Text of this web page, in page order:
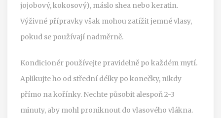
jojobový, kokosový), máslo shea nebo keratin.
Výživné přípravky však mohou zatížit jemné vlasy,
pokud se používají nadměrně.
Kondicionér používejte pravidelně po každém mytí.
Aplikujte ho od střední délky po konečky, nikdy
přímo na kořínky. Nechte působit alespoň 2-3
minuty, aby mohl proniknout do vlasového vlákna.